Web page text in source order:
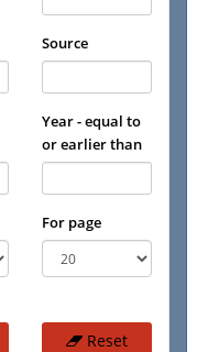
Source
Year - equal to
or earlier than
For page
Reset